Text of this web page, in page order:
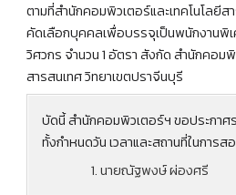
ตามที่สำนักคอมพิวเตอร์และเทคโนโลยีส
คัดเลือกบุคคลเพื่อบรรจุเป็นพนักงานพิเ
วิศวกร จำนวน 1 อัตรา สังกัด สำนักคอมพิ
สารสนเทศ วิทยาเขตปราจีนบุรี
บัดนี้ สำนักคอมพิวเตอร์ฯ ขอประกา
ทั้งกำหนดวัน เวลาและสถานที่ในการ
นายณัฐพงษ์ ผ่องศรี